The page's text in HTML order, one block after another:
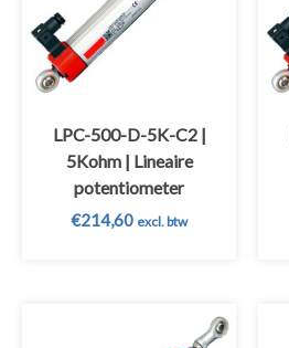
LPC-500-D-5K-C2 |
5Kohm | Lineaire
potentiometer
€214,60 excl. btw